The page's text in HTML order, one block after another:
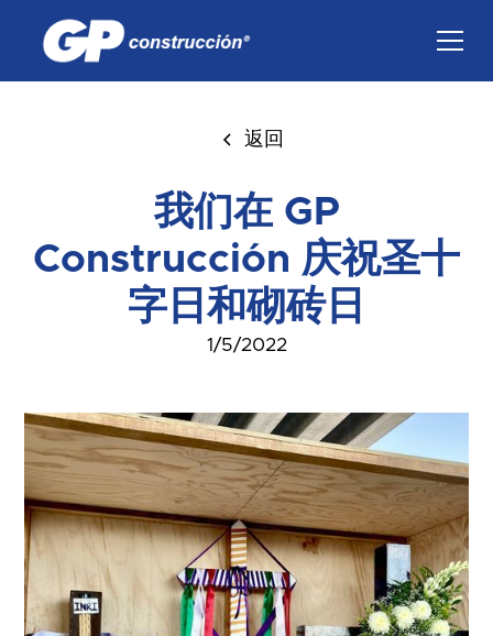
返回
我们在 GP
Construcción 庆祝圣十
字日和砌砖日
1/5/2022